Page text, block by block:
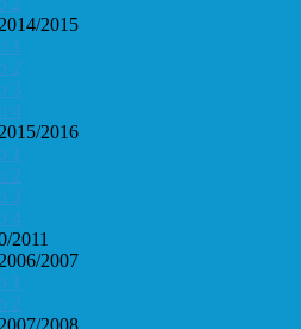
2015
1
2
3
4
2016
1
2
3
4
2011
2007
1
2
2008